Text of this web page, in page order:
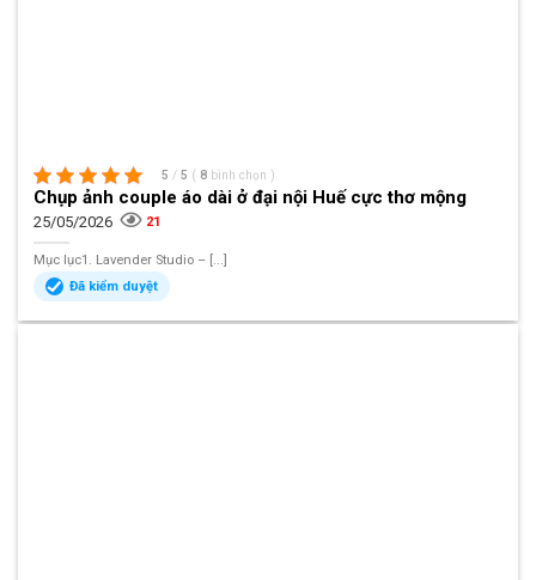
5 / 5 ( 8 bình chọn )
Chụp ảnh couple áo dài ở đại nội Huế cực thơ mộng
25/05/2026 21
Mục lục1. Lavender Studio – [...]
Đã kiểm duyệt